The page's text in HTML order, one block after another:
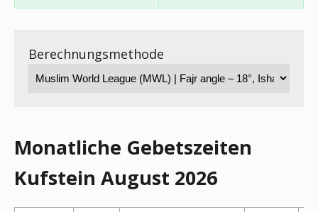
Berechnungsmethode
Monatliche Gebetszeiten
Kufstein August 2026